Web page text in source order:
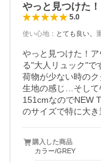
やっと見つけた
5.0
使い心地 ： とても良い
やっと見つけた！
る"大人リュック"で
荷物が少ない時の
生地の感じ…そして
151cmなのでNEW
のサイズで特に大き
ただ他の方のレビ
の引っ掛かりがあり
購入した商品
カラー/GREY